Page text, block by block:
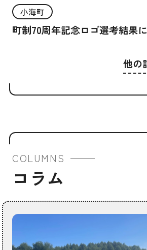
小海町
町制70周年記念ロゴ選考結果
他の
COLUMNS
コラム